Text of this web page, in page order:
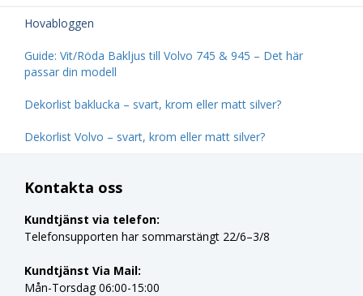
Hovabloggen
Guide: Vit/Röda Bakljus till Volvo 745 & 945 – Det här
passar din modell
Dekorlist baklucka – svart, krom eller matt silver?
Dekorlist Volvo – svart, krom eller matt silver?
Kontakta oss
Kundtjänst via telefon:
Telefonsupporten har sommarstängt 22/6–3/8
Kundtjänst Via Mail:
Mån-Torsdag 06:00-15:00